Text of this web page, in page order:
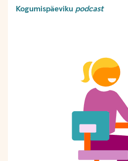
Kogumispäevikupodcast